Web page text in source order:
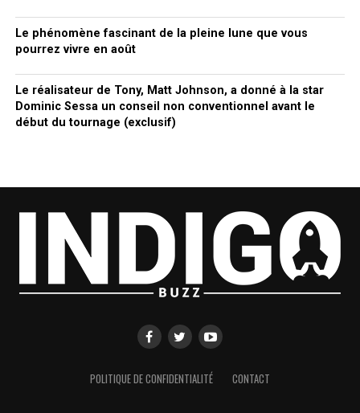
Le phénomène fascinant de la pleine lune que vous
pourrez vivre en août
Le réalisateur de Tony, Matt Johnson, a donné à la star
Dominic Sessa un conseil non conventionnel avant le
début du tournage (exclusif)
POLITIQUE DE CONFIDENTIALITÉ CONTACT